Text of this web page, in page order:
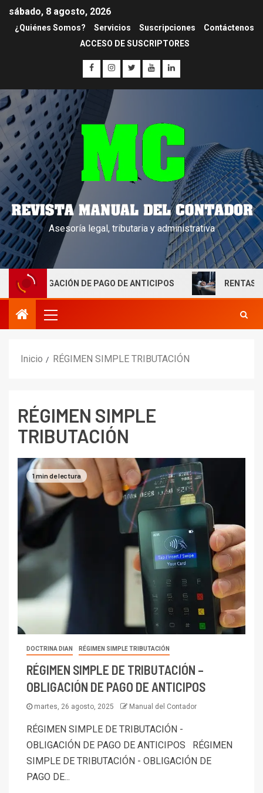
sábado, 8 agosto, 2026
¿Quiénes Somos? Servicios Suscripciones
Contáctenos
ACCESO DE SUSCRIPTORES
Asesoría legal, tributaria y administrativa
DE PAGO DE ANTICIPOS RENTAS LABORALES
Inicio RÉGIMEN SIMPLE TRIBUTACIÓN
RÉGIMEN SIMPLE
TRIBUTACIÓN
1 min de lectura
DOCTRINA DIAN RÉGIMEN SIMPLE TRIBUTACIÓN
RÉGIMEN SIMPLE DE TRIBUTACIÓN –
OBLIGACIÓN DE PAGO DE ANTICIPOS
martes, 26 agosto, 2025 Manual del Contador
RÉGIMEN SIMPLE DE TRIBUTACIÓN -
OBLIGACIÓN DE PAGO DE ANTICIPOS RÉGIMEN
SIMPLE DE TRIBUTACIÓN - OBLIGACIÓN DE
PAGO DE...